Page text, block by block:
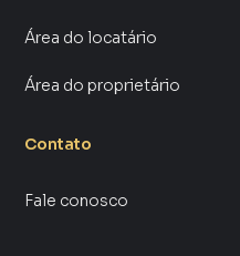
Área do locatário
Área do proprietário
Contato
Fale conosco